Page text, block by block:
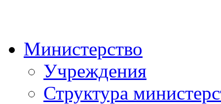
Министерство
Учреждения
Структура